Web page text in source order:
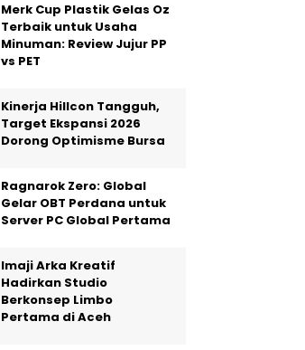
Merk Cup Plastik Gelas Oz
Terbaik untuk Usaha
Minuman: Review Jujur PP
vs PET
Kinerja Hillcon Tangguh,
Target Ekspansi 2026
Dorong Optimisme Bursa
Ragnarok Zero: Global
Gelar OBT Perdana untuk
Server PC Global Pertama
Imaji Arka Kreatif
Hadirkan Studio
Berkonsep Limbo
Pertama di Aceh